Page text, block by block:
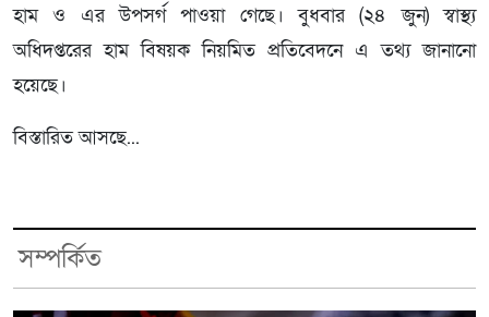
হাম ও এর উপসর্গ পাওয়া গেছে। বুধবার (২৪ জুন) স্বাস্থ্য
অধিদপ্তরের হাম বিষয়ক নিয়মিত প্রতিবেদনে এ তথ্য জানানো
হয়েছে।
বিস্তারিত আসছে...
সম্পর্কিত